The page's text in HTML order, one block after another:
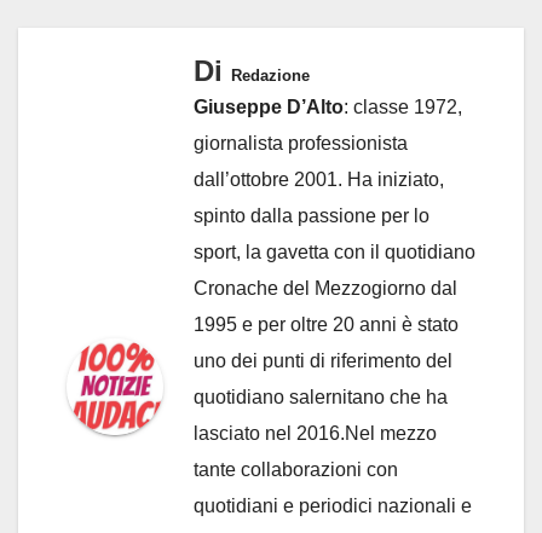
Di Redazione
Giuseppe D’Alto: classe 1972,
giornalista professionista
dall’ottobre 2001. Ha iniziato,
spinto dalla passione per lo
sport, la gavetta con il quotidiano
Cronache del Mezzogiorno dal
1995 e per oltre 20 anni è stato
uno dei punti di riferimento del
quotidiano salernitano che ha
lasciato nel 2016.Nel mezzo
tante collaborazioni con
quotidiani e periodici nazionali e